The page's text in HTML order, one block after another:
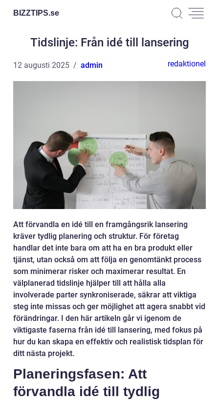
BIZZTIPS.se
Tidslinje: Från idé till lansering
12 augusti 2025 admin redaktionel
Att förvandla en idé till en framgångsrik lansering
kräver tydlig planering och struktur. För företag
handlar det inte bara om att ha en bra produkt eller
tjänst, utan också om att följa en genomtänkt process
som minimerar risker och maximerar resultat. En
välplanerad tidslinje hjälper till att hålla alla
involverade parter synkroniserade, säkrar att viktiga
steg inte missas och ger möjlighet att agera snabbt vid
förändringar. I den här artikeln går vi igenom de
viktigaste faserna från idé till lansering, med fokus på
hur du kan skapa en effektiv och realistisk tidsplan för
ditt nästa projekt.
Planeringsfasen: Att
förvandla idé till tydlig